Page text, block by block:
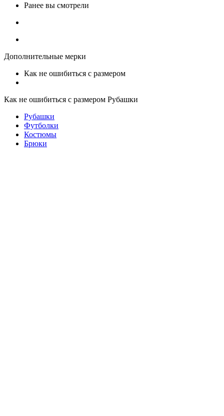
Ранее вы смотрели
Дополнительные мерки
Как не ошибиться с размером
Как не ошибиться с размером Рубашки
Рубашки
Футболки
Костюмы
Брюки